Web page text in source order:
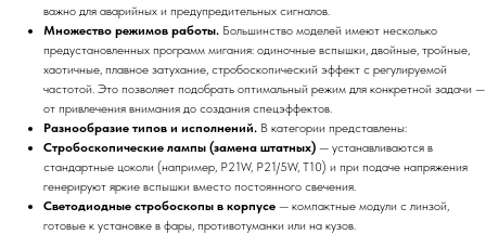
важно для аварийных и предупредительных сигналов.
Множество режимов работы. Большинство моделей имеют несколько
предустановленных программ мигания: одиночные вспышки, двойные, тройные,
хаотичные, плавное затухание, стробоскопический эффект с регулируемой
частотой. Это позволяет подобрать оптимальный режим для конкретной задачи —
от привлечения внимания до создания спецэффектов.
Разнообразие типов и исполнений. В категории представлены:
Стробоскопические лампы (замена штатных) — устанавливаются в
стандартные цоколи (например, P21W, P21/5W, T10) и при подаче напряжения
генерируют яркие вспышки вместо постоянного свечения.
Светодиодные стробоскопы в корпусе — компактные модули с линзой,
готовые к установке в фары, противотуманки или на кузов.